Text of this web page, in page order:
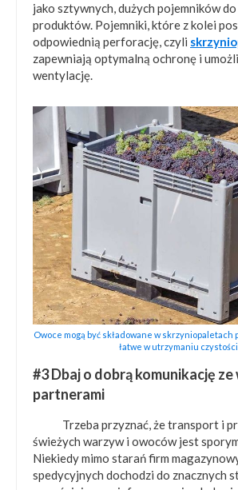
jako sztywnych, dużych pojemników
produktów. Pojemniki, które z kolei
odpowiednią perforację, czyli
zapewniają optymalną ochronę i
wentylację.
Owoce mogą być składowane w skrzyniopaletach
łatwe w utrzymaniu czystości.
#3 Dbaj o dobrą komunikację
partnerami
Trzeba przyznać, że transport i
świeżych warzyw i owoców jest
Niekiedy mimo starań firm
spedycyjnych dochodzi do znacznych